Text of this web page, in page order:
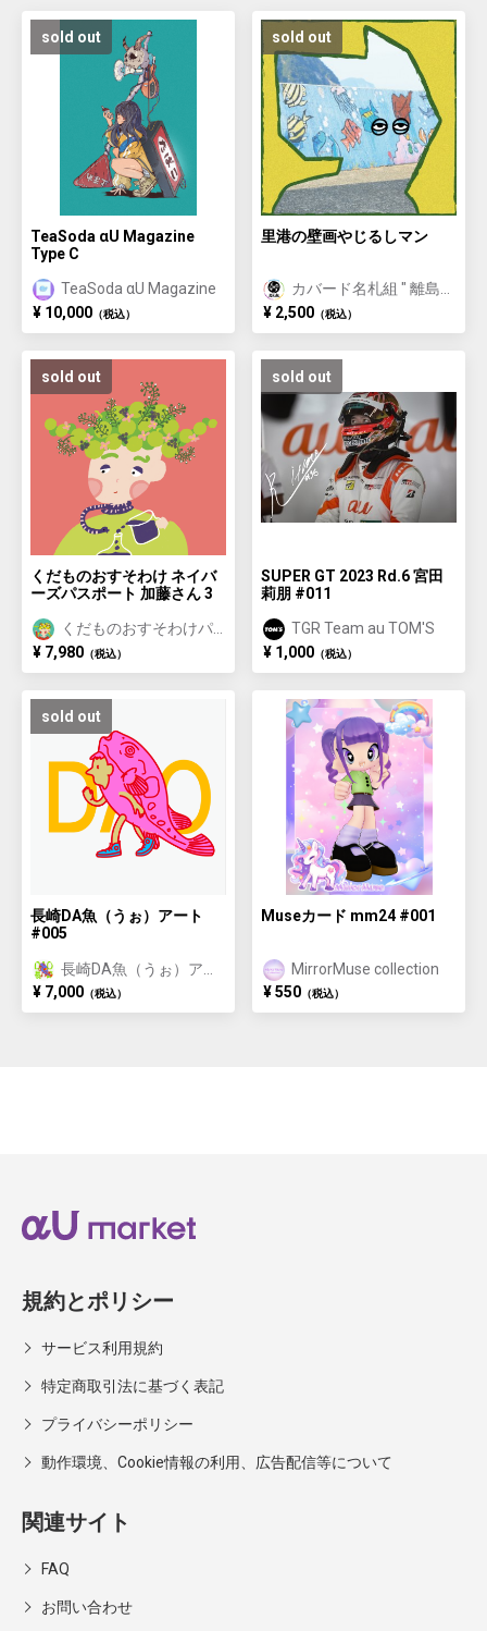
sold out
TeaSoda αU Magazine
Type C
TeaSoda αU Magazine
¥ 10,000 （税込）
sold out
里港の壁画やじるしマン
カバード名札組 " 離島
に名を刻む "
¥ 2,500 （税込）
sold out
くだものおすそわけ ネイバ
ーズパスポート 加藤さん 3
くだものおすそわけパ
スポート
¥ 7,980 （税込）
sold out
SUPER GT 2023 Rd.6 宮田
莉朋 #011
TGR Team au TOM'S
¥ 1,000 （税込）
sold out
長崎DA魚（うぉ）アート
#005
長崎DA魚（うぉ）アー
ト/長崎おさかな体験特
典付き
¥ 7,000 （税込）
Museカード mm24 #001
MirrorMuse collection
¥ 550 （税込）
規約とポリシー
サービス利用規約
特定商取引法に基づく表記
プライバシーポリシー
動作環境、Cookie情報の利用、広告配信等について
関連サイト
FAQ
お問い合わせ